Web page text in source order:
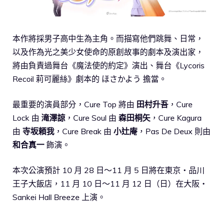
本作將採男子高中生為主角。而描寫他們跳舞、日常，
以及作為光之美少女使命的原創故事的劇本及演出家，
將由負責過舞台《魔法使的約定》演出、舞台《Lycoris
Recoil 莉可麗絲》劇本的 ほさかよう 擔當。
最重要的演員部分，Cure Top 將由 田村升吾 ，Cure
Lock 由 滝澤諒 ，Cure Soul 由 森田桐矢 ，Cure Kagura
由 寺坂頼我 ，Cure Break 由 小辻庵，Pas De Deux 則由
和合真一 飾演。
本次公演預計 10 月 28 日～11 月 5 日將在東京・品川
王子大飯店，11 月 10 日～11 月 12 日（日）在大阪・
Sankei Hall Breeze 上演。